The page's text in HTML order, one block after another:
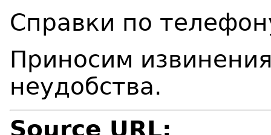
Справки по
Приносим
неудобства.
Source URL: